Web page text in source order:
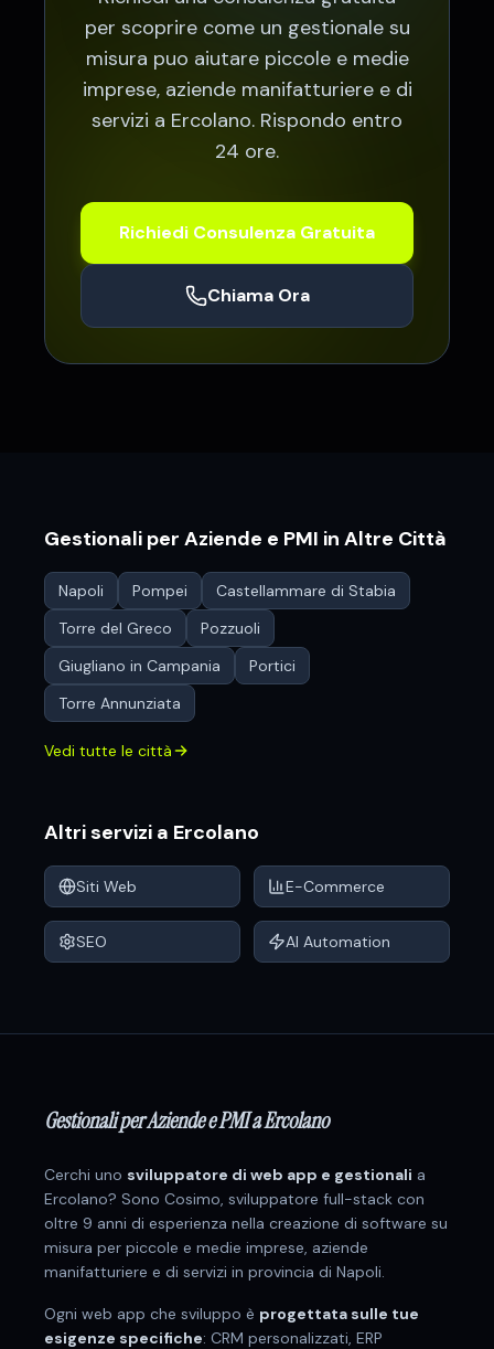
per scoprire come un gestionale su
misura puo aiutarepiccole e medie
imprese, aziende manifatturiere e di
servizi a Ercolano. Rispondo entro
24 ore.
Richiedi Consulenza Gratuita
Chiama Ora
Gestionali per Aziende e PMI in Altre Città
Napoli Pompei
Castellammare di Stabia
Torre del Greco
Pozzuoli
Giugliano in Campania
Portici
Torre Annunziata
Vedi tutte le città
Altri servizi a Ercolano
Siti Web E-Commerce
SEO AI Automation
Gestionali per Aziende e PMI a Ercolano
Cerchi uno sviluppatore di web app e gestionali a
Ercolano? Sono Cosimo, sviluppatore full-stack con
oltre 9 anni di esperienza nella creazione di software su
misura per piccole e medie imprese, aziende
manifatturiere e di servizi in provincia di Napoli.
Ogni web app che sviluppo è progettata sulle tue
esigenze specifiche: CRM personalizzati, ERP